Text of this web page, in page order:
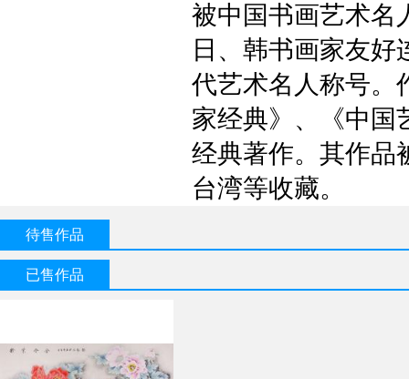
被中国书画艺术名
日、韩书画家友
代艺术名人称号。
家经典》、《中国
经典著作。其作品
台湾等收藏。
待售作品
已售作品